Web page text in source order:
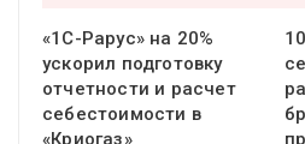
«1С-Рарус» на 20%
ускорил подготовку
отчетности и расчет
себестоимости в
«Криогаз»